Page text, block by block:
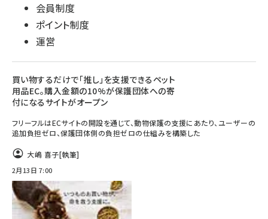
会員制度
ポイント制度
運営
買い物するだけで「推し」を支援できるペット
用品EC。購入金額の10%が保護団体への寄
付になるサイトがオープン
フリーフルはECサイトの開設を通じて、動物保護の支援にあたり、ユーザーの
追加負担ゼロ、保護団体側の負担ゼロの仕組みを構築した
大嶋 喜子[執筆]
2月13日 7:00